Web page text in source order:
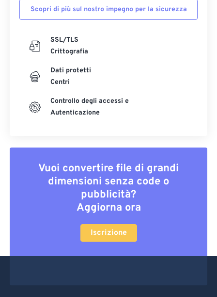
Scopri di più sul nostro impegno per la sicurezza
SSL/TLS
Crittografia
Dati protetti
Centri
Controllo degli accessi e
Autenticazione
Vuoi convertire file di grandi
dimensioni senza code o
pubblicità?
Aggiorna ora
Iscrizione